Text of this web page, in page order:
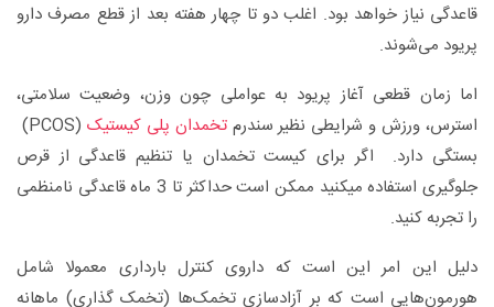
قاعدگی نیاز خواهد بود. اغلب دو تا چهار هفته بعد از قطع مصرف دارو
پریود می‌شوند.
اما زمان قطعی آغاز پریود به عواملی چون وزن، وضعیت سلامتی،
استرس، ورزش و شرایطی نظیر سندرمتخمدان پلی کیستیک
(PCOS)
بستگی دارد. اگر برای کیست تخمدان یا تنظیم قاعدگی از قرص
جلوگیری استفاده میکنید ممکن است حداکثر تا 3 ماه قاعدگی نامنظمی
را تجربه کنید.
دلیل این امر این است که داروی کنترل بارداری معمولا شامل
هورمون‌هایی است که بر آزادسازی تخمک‌ها (تخمک گذاری) ماهانه